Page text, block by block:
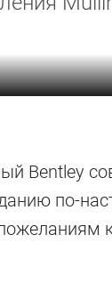
Bentley
по-